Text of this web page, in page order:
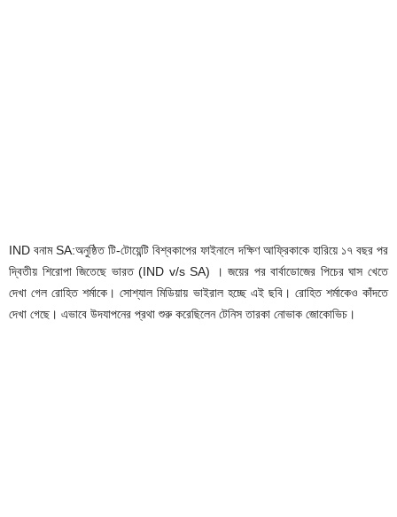
IND বনাম SA:অনুষ্ঠিত টি-টোয়েন্টি বিশ্বকাপের ফাইনালে দক্ষিণ আফ্রিকাকে হারিয়ে ১৭ বছর পর
দ্বিতীয় শিরোপা জিতেছে ভারত (IND v/s SA) । জয়ের পর বার্বাডোজের পিচের ঘাস খেতে
দেখা গেল রোহিত শর্মাকে। সোশ্যাল মিডিয়ায় ভাইরাল হচ্ছে এই ছবি। রোহিত শর্মাকেও কাঁদতে
দেখা গেছে। এভাবে উদযাপনের প্রথা শুরু করেছিলেন টেনিস তারকা নোভাক জোকোভিচ।